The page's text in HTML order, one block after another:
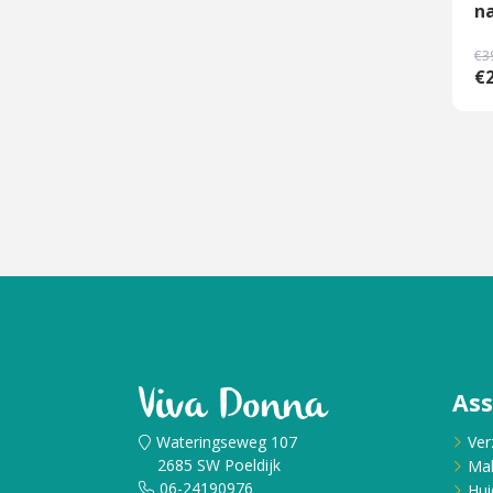
Wateringseweg 107
2685 SW Poeldijk
06-24190976